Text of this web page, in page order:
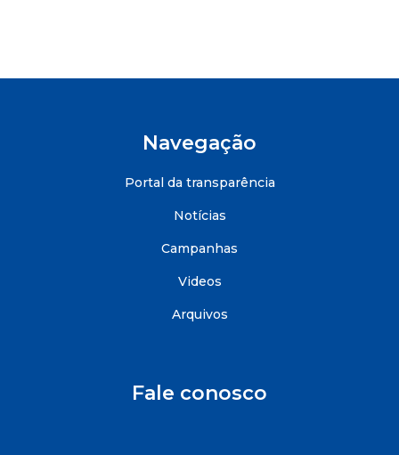
Navegação
Portal da transparência
Notícias
Campanhas
Videos
Arquivos
Fale conosco